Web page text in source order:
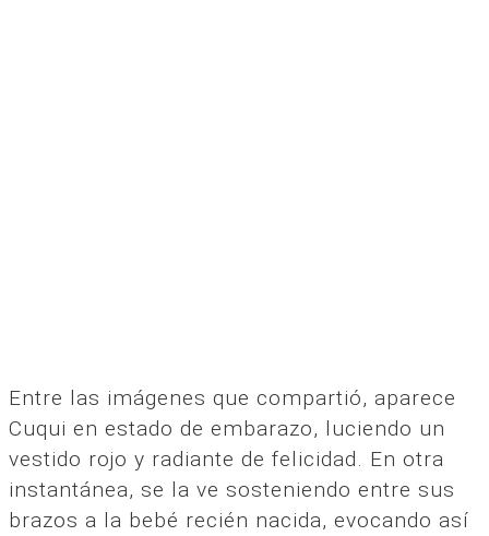
Entre las imágenes que compartió, aparece
Cuqui en estado de embarazo, luciendo un
vestido rojo y radiante de felicidad. En otra
instantánea, se la ve sosteniendo entre sus
brazos a la bebé recién nacida, evocando así